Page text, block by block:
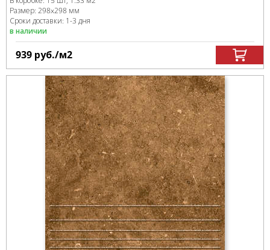
Размер: 298x298 мм
Сроки доставки: 1-3 дня
в наличии
939 руб./м2